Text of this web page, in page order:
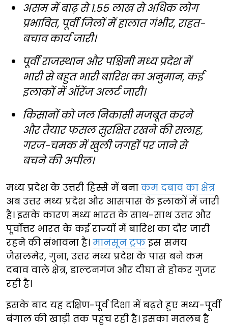
असम में बाढ़ से 1.55 लाख से अधिक लोग
प्रभावित, पूर्वी जिलों में हालात गंभीर, राहत-
बचाव कार्य जारी।
पूर्वी राजस्थान और पश्चिमी मध्य प्रदेश में
भारी से बहुत भारी बारिश का अनुमान, कई
इलाकों में ऑरेंज अलर्ट जारी।
किसानों को जल निकासी मजबूत करने
और तैयार फसल सुरक्षित रखने की सलाह,
गरज-चमक में खुली जगहों पर जाने से
बचने की अपील।
मध्य प्रदेश के उत्तरी हिस्से में बना कम दबाव का क्षेत्र
अब उत्तर मध्य प्रदेश और आसपास के इलाकों में जारी
है। इसके कारण मध्य भारत के साथ-साथ उत्तर और
पूर्वोत्तर भारत के कई राज्यों में बारिश का दौर जारी
रहने की संभावना है। मानसून ट्रफइस समय
जैसलमेर, गुना, उत्तर मध्य प्रदेश के पास बने कम
दबाव वाले क्षेत्र, डाल्टनगंज और दीघा से होकर गुजर
रही है।
इसके बाद यह दक्षिण-पूर्व दिशा में बढ़ते हुए मध्य-पूर्वी
बंगाल की खाड़ी तक पहुंच रही है। इसका मतलब है